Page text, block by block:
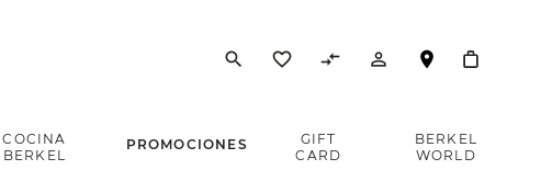
search favorite_border compare_arrows person_outline
COCINA
BERKEL
PROMOCIONES
GIFT
CARD
BERKEL
WORLD